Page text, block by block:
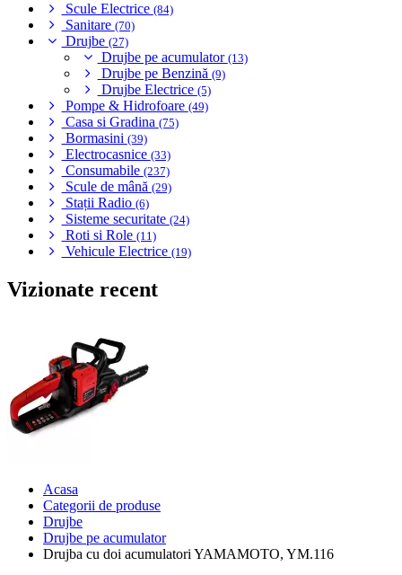
Scule Electrice (84)
Sanitare (70)
Drujbe (27)
Drujbe pe acumulator (13)
Drujbe pe Benzină (9)
Drujbe Electrice (5)
Pompe & Hidrofoare (49)
Casa si Gradina (75)
Bormasini (39)
Electrocasnice (33)
Consumabile (237)
Scule de mână (29)
Stații Radio (6)
Sisteme securitate (24)
Roti si Role (11)
Vehicule Electrice (19)
Vizionate recent
Acasa
Categorii de produse
Drujbe
Drujbe pe acumulator
Drujba cu doi acumulatori YAMAMOTO, YM.116